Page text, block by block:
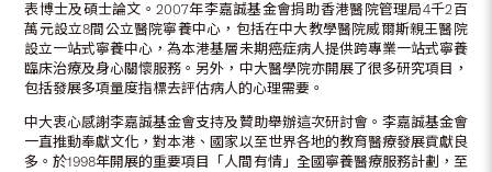
表博士及碩士論文。2007年李嘉誠基金會捐助香港醫院管理局4千2百
萬元設立8間公立醫院寧養中心，包括在中大教學醫院威爾斯親王醫院
設立一站式寧養中心，為本港基層未期癌症病人提供跨專業一站式寧養
臨床治療及身心關懷服務。另外，中大醫學院亦開展了很多研究項目，
包括發展多項量度指標去評估病人的心理需要。
中大衷心感謝李嘉誠基金會支持及贊助舉辦這次研討會。李嘉誠基金會
一直推動奉獻文化，對本港、國家以至世界各地的教育醫療發展貢獻良
多。於1998年開展的重要項目「人間有情」全國寧養醫療服務計劃，至